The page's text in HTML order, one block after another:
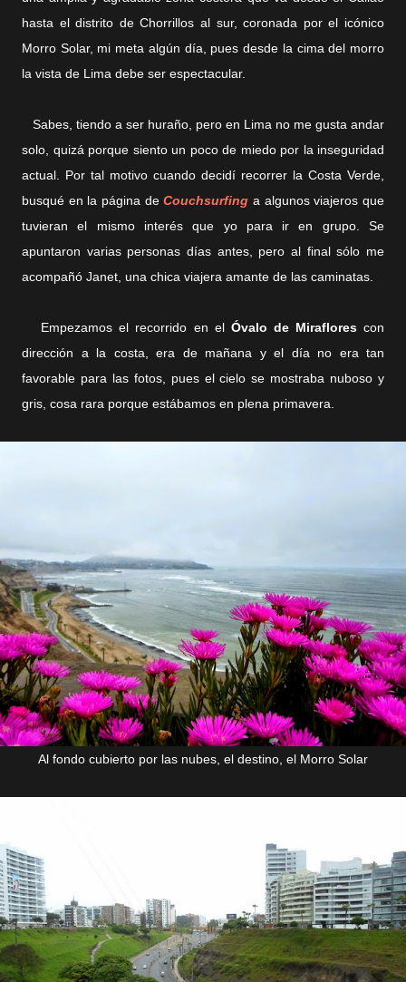
hasta el distrito de Chorrillos al sur, coronada por el icónico
Morro Solar, mi meta algún día, pues desde la cima del morro
la vista de Lima debe ser espectacular.
Sabes, tiendo a ser huraño, pero en Lima no me gusta andar
solo, quizá porque siento un poco de miedo por la inseguridad
actual. Por tal motivo cuando decidí recorrer la Costa Verde,
busqué en la página deCouchsurfing a algunos viajeros que
tuvieran el mismo interés que yo para ir en grupo. Se
apuntaron varias personas días antes, pero al final sólo me
acompañó Janet, una chica viajera amante de las caminatas.
Empezamos el recorrido en el Óvalo de Miraflorescon
dirección a la costa, era de mañana y el día no era tan
favorable para las fotos, pues el cielo se mostraba nuboso y
gris, cosa rara porque estábamos en plena primavera.
Al fondo cubierto por las nubes, el destino, el Morro Solar